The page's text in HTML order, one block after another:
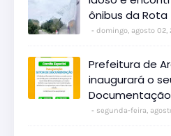
ônibus da
domingo, agosto 02,
Prefeitura de
inaugurará o
segunda-feira,